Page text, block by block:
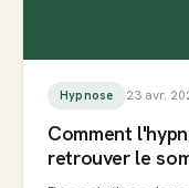
Hypnose 23 avr.
Comment
retrouver le